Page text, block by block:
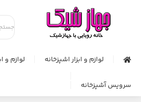
لوازم و ابزار اشپزخانه لوازم و
سرویس آشپزخانه